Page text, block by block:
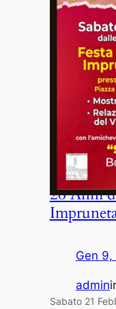
26 Anni
Gen
admin
Sabato 21